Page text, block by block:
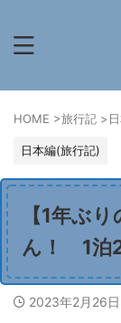
HOME >旅行記 >
日本編(旅行記)
【1年ぶ
ん！ 1泊2
2023年2月26日